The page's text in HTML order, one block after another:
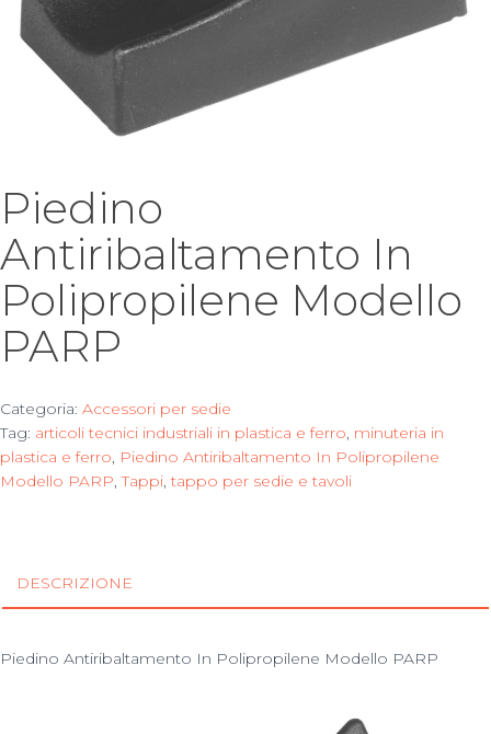
Piedino
Antiribaltamento In
Polipropilene Modello
PARP
Categoria: Accessori per sedie
Tag: articoli tecnici industriali in plastica e ferro, minuteria in
plastica e ferro, Piedino Antiribaltamento In Polipropilene
Modello PARP,Tappi,tappo per sedie e tavoli
DESCRIZIONE
Piedino Antiribaltamento In Polipropilene Modello PARP